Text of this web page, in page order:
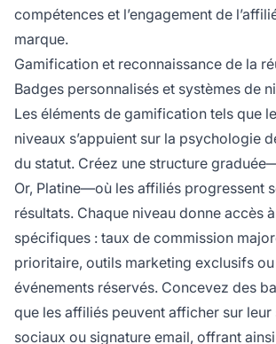
compétences et l’engagement de
marque.
Gamification et reconnaissance de la
Badges personnalisés et systèmes de
Les éléments de gamification tels que
niveaux s’appuient sur la psychologie
du statut. Créez une structure
Or, Platine—où les affiliés progressent
résultats. Chaque niveau donne accès
spécifiques : taux de commission
prioritaire, outils marketing exclusifs
événements réservés. Concevez des
que les affiliés peuvent afficher sur leur
sociaux ou signature email, offrant